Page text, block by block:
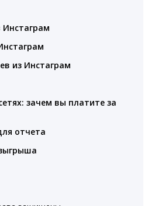
Инстаграм
из Инстаграм
зачем вы платите за
отчета